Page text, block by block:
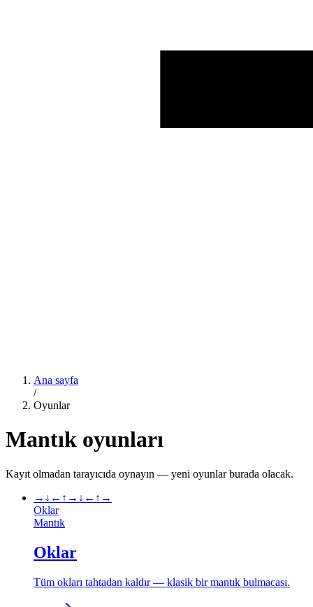
Ana sayfa
/
Oyunlar
Mantık oyunları
Kayıt olmadan tarayıcıda oynayın — yeni oyunlar burada olacak.
→ ↓ ← ↑ → ↓ ← ↑ →
Oklar
Mantık
Oklar
Tüm okları tahtadan kaldır — klasik bir mantık bulmacası.